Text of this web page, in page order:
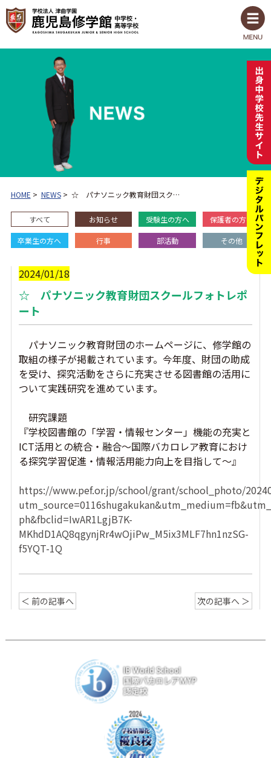
HOME > NEWS> ☆ パナソニック教育財団スク…
すべて お知らせ 受験生の方へ 保護者の方へ
卒業生の方へ 行事 部活動 その他
2024/01/18
☆ パナソニック教育財団スクールフォトレポ
ート
パナソニック教育財団のホームページに、修学館の
取組の様子が掲載されています。今年度、財団の助成
を受け、探究活動をさらに充実させる図書館の活用に
ついて実践研究を進めています。
研究課題
『学校図書館の「学習・情報センター」機能の充実と
ICT活用との統合・融合～国際バカロレア教育におけ
る探究学習促進・情報活用能力向上を目指して～』
https://www.pef.or.jp/school/grant/school_photo/
ph&fbclid=IwAR1LgjB7K-
MKhdD1AQ8qgynjRr4wOjiPw_M5ix3MLF7hn1nzSG-
f5YQT-1Q
＜ 前の記事へ 次の記事へ ＞